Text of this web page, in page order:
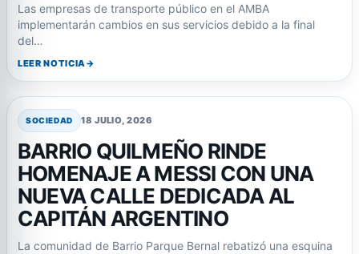
Las empresas de transporte público en el AMBA
implementarán cambios en sus servicios debido a la final
del…
LEER NOTICIA
SOCIEDAD 18 JULIO, 2026
BARRIO QUILMEÑO RINDE
HOMENAJE A MESSI CON UNA
NUEVA CALLE DEDICADA AL
CAPITÁN ARGENTINO
La comunidad de Barrio Parque Bernal rebatizó una esquina